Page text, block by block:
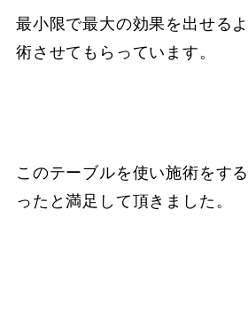
最小限で最大の効果を出せる
術させてもらっています。
このテーブルを使い施術をす
ったと満足して頂きました。